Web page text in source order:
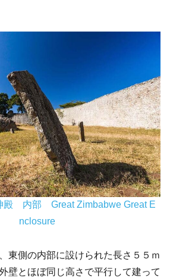
殿 内部 Great Zimbabwe Great E
nclosure
東側の内部に設けられた長さ５５ｍ
壁とほぼ同じ高さで平行して建って